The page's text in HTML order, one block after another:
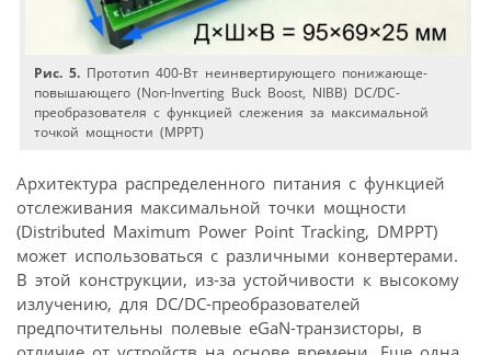
Рис. 5. Прототип 400-Вт неинвертирующего понижающе-
повышающего (Non-Inverting Buck Boost, NIBB) DC/DC-
преобразователя с функцией слежения за максимальной
точкой мощности (MPPT)
Архитектура распределенного питания с функцией
отслеживания максимальной точки мощности
(Distributed Maximum Power Point Tracking, DMPPT)
может использоваться с различными конвертерами.
В этой конструкции, из-за устойчивости к высокому
излучению, для DC/DC-преобразователей
предпочтительны полевые eGaN-транзисторы, в